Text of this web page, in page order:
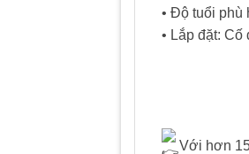
• Độ tuổi phù
• Lắp đặt:
Với hơn